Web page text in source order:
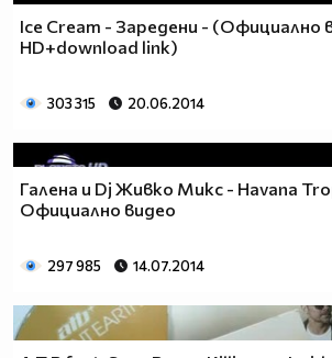
Ice Cream - Заредени - (Официално
HD+download link)
303 315 20.06.2014
Галена и Dj Живко Микс - Havana
Официално видео
297 985 14.07.2014